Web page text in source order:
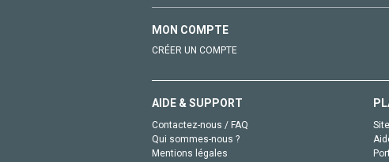
MON COMPTE
CRÉER UN COMPTE
AIDE & SUPPORT
Contactez-nous / FAQ
Qui sommes-nous ?
Mentions légales